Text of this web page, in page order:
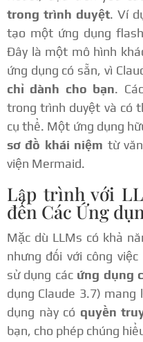
trong trình duyệt. Ví
tạo một ứng dụng
Đây là một mô hình
ứng dụng có sẵn, vì
chỉ dành cho bạn.
trong trình duyệt và có
cụ thể. Một ứng dụng
sơ đồ khái niệm từ
viện Mermaid.
Lập trình với
đến Các Ứng
Mặc dù LLMs có khả
nhưng đối với công
sử dụng các ứng dụng
dụng Claude 3.7) mang
dụng này có quyền
bạn, cho phép chúng